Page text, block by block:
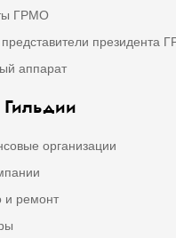
ГРМО
президента
аппарат
организации
и ремонт